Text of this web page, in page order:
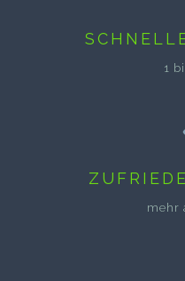
1
mehr